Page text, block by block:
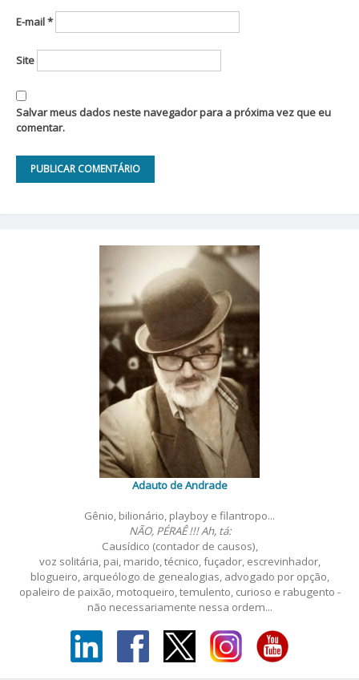
E-mail*
Site
Salvar meus dados neste navegador para a próxima vez que eu
comentar.
Adauto de Andrade
Gênio, bilionário, playboy e filantropo...
NÃO, PÉRAÊ !!! Ah, tá:
Causídico (contador de causos),
voz solitária, pai, marido, técnico, fuçador, escrevinhador,
blogueiro, arqueólogo de genealogias, advogado por opção,
opaleiro de paixão, motoqueiro, temulento, curioso e rabugento -
não necessariamente nessa ordem...